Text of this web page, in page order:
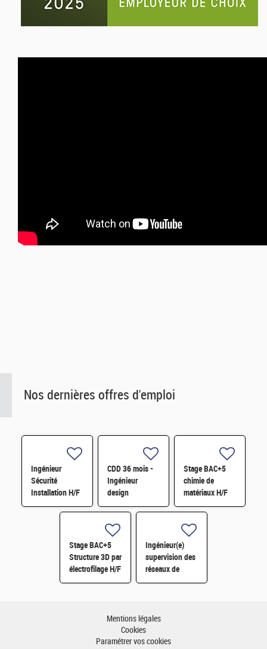
Nos dernières offres d'emploi
Ingénieur
Sécurité
Installation H/F
CDD 36 mois -
Ingénieur
design
photonique
quantique H/F
Stage BAC+5
chimie de
matériaux H/F
Stage BAC+5
Structure 3D par
électrofilage H/F
Ingénieur(e)
supervision des
réseaux de
surveillance H/F
Mentions légales
Cookies
Paramétrer vos cookies